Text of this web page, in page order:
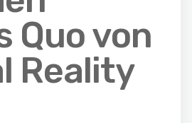
Quo von
Reality